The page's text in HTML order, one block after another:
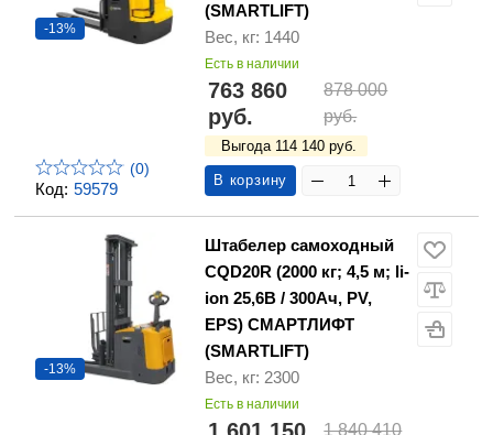
Код: 59579
-13%
(0)
(SMARTLIFT)
Вес, кг: 1440
Есть в наличии
763 860
руб.
878 000
руб.
Выгода 114 140 руб.
В корзину
-13%
Штабелер самоходный
CQD20R (2000 кг; 4,5 м; li-
ion 25,6В / 300Ач, PV,
EPS) СМАРТЛИФТ
(SMARTLIFT)
Вес, кг: 2300
Есть в наличии
1 840 410